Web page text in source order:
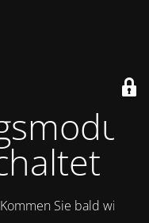
Sie bald wieder.